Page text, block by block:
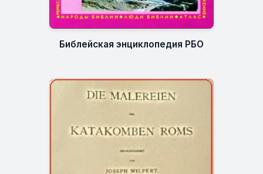
Библейская энциклопедия РБО